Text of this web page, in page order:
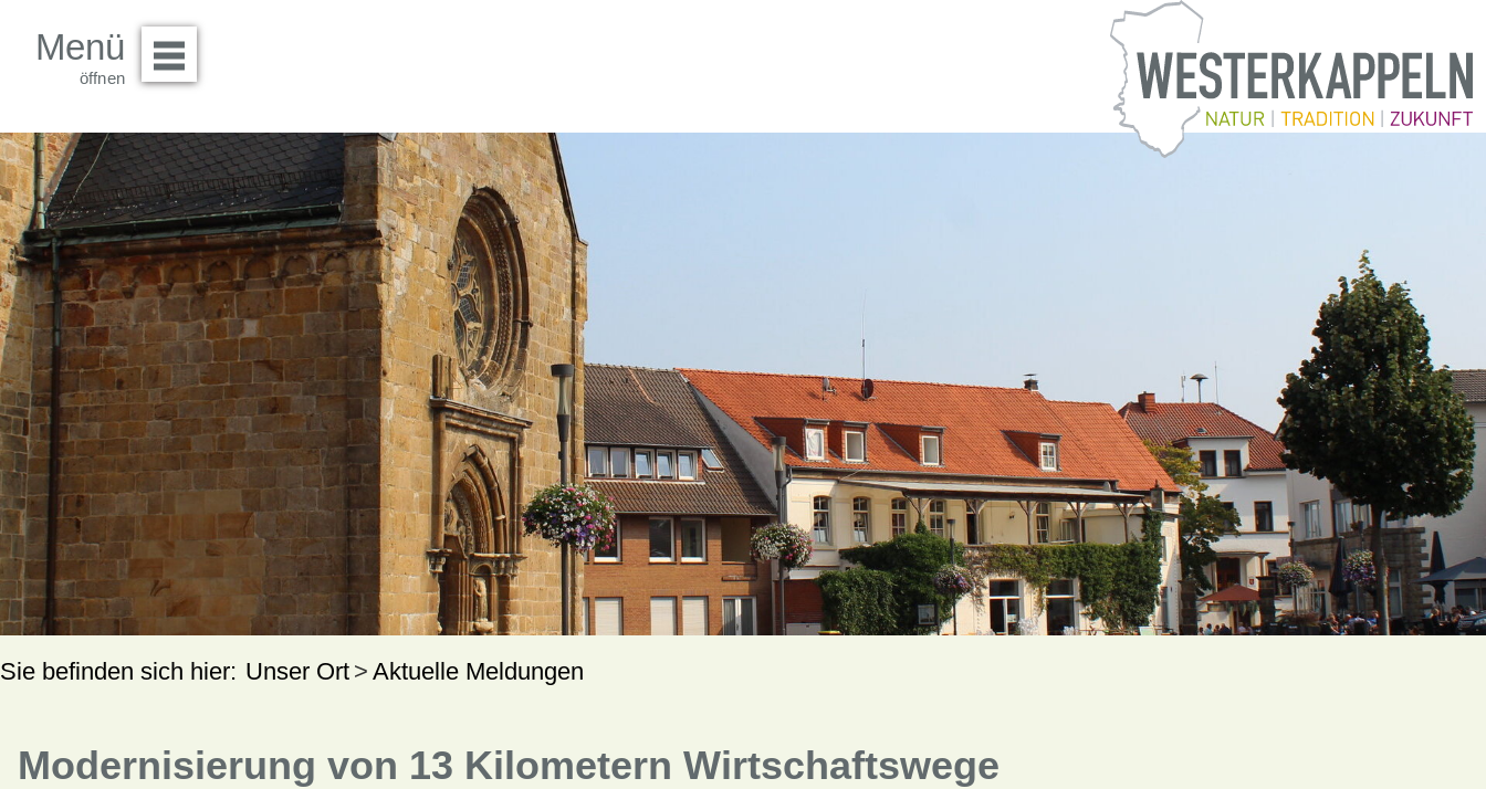
Menü
Unser Ort Aktuelle Meldungen
Modernisierung von 13 Kilometern Wirtschaftswege